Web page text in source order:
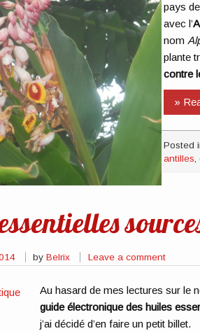
pays
avec l’
nom
plante
contre
»
Posted
antilles,
byBelrix Leave a comment
Au hasard de mes lectures sur le
guide électronique des huiles
j’ai décidé d’en faire un petit billet.